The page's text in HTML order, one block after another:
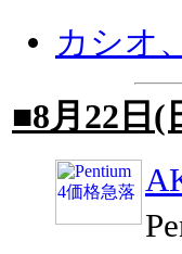
カシオ
■8月22日(